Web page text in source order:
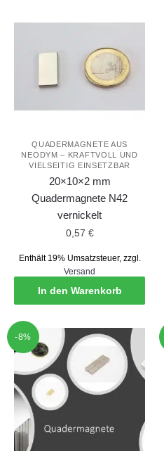
QUADERMAGNETE AUS
NEODYM – KRAFTVOLL UND
VIELSEITIG EINSETZBAR
20×10×2 mm
Quadermagnete N42
vernickelt
0,57 €
Enthält 19% Umsatzsteuer, zzgl.
Versand
In den Warenkorb
-8%